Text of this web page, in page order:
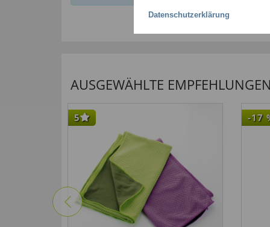
AUSGEWÄHLTE
5 -17
Datenschutzerklärung